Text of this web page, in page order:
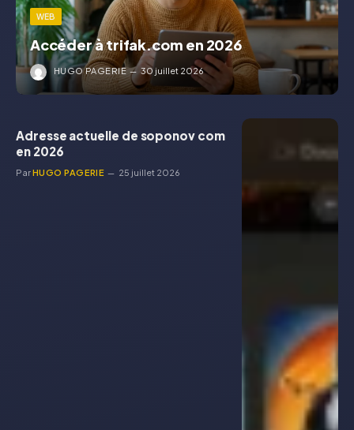
WEB
Accéder à trifak.com en 2026
HUGO PAGERIE 30 juillet 2026
Adresse actuelle de soponov com
en 2026
ParHUGO PAGERIE 25 juillet 2026